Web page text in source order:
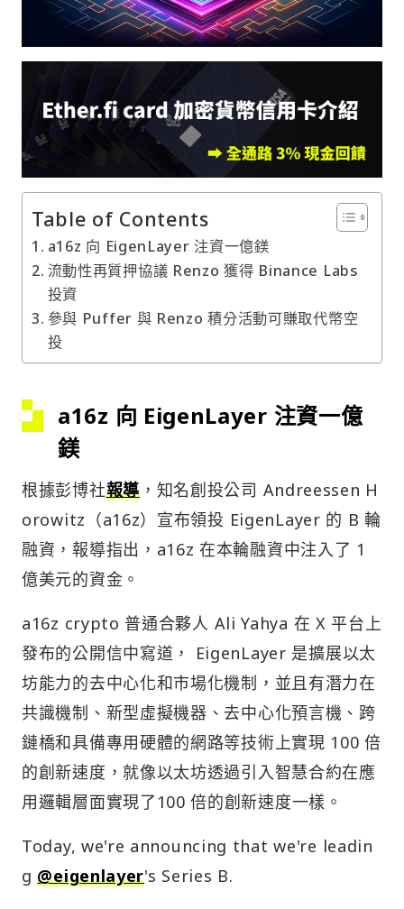
Table of Contents
a16z 向 EigenLayer 注資一億鎂
流動性再質押協議 Renzo 獲得 Binance Labs
投資
參與 Puffer 與 Renzo 積分活動可賺取代幣空
投
a16z 向 EigenLayer 注資一億
鎂
根據彭博社報導，知名創投公司 Andreessen H
orowitz（a16z）宣布領投 EigenLayer 的 B 輪
融資，報導指出，a16z 在本輪融資中注入了 1
億美元的資金。
a16z crypto 普通合夥人 Ali Yahya 在 X 平台上
發布的公開信中寫道， EigenLayer 是擴展以太
坊能力的去中心化和市場化機制，並且有潛力在
共識機制、新型虛擬機器、去中心化預言機、跨
鏈橋和具備專用硬體的網路等技術上實現 100 倍
的創新速度，就像以太坊透過引入智慧合約在應
用邏輯層面實現了100 倍的創新速度一樣。
Today, we're announcing that we're leadin
g@eigenlayer's Series B.